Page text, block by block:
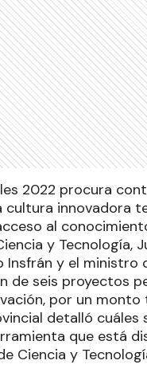
2022 procura
cultura innovadora
al
y Tecnología,
y el ministro
de seis proyectos
por un
detalló
que está
Ciencia y